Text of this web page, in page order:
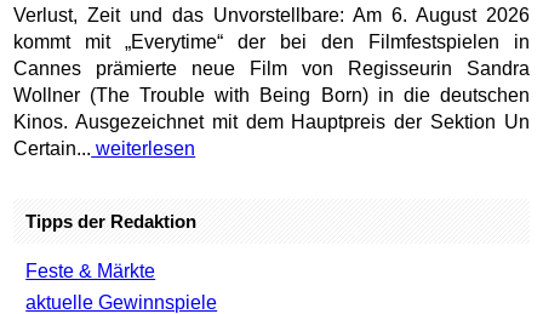
Verlust, Zeit und das Unvorstellbare: Am 6. August 2026
kommt mit „Everytime“ der bei den Filmfestspielen in
Cannes prämierte neue Film von Regisseurin Sandra
Wollner (The Trouble with Being Born) in die deutschen
Kinos. Ausgezeichnet mit dem Hauptpreis der Sektion Un
Certain... weiterlesen
Tipps der Redaktion
Feste & Märkte
aktuelle Gewinnspiele